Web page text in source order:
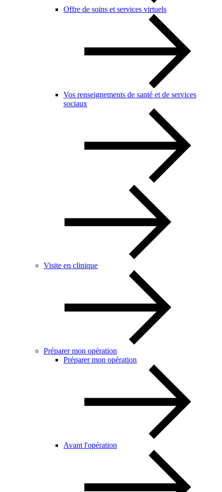
Offre de soins et services virtuels
Vos renseignements de santé et de services
sociaux
Visite en clinique
Préparer mon opération
Préparer mon opération
Avant l'opération